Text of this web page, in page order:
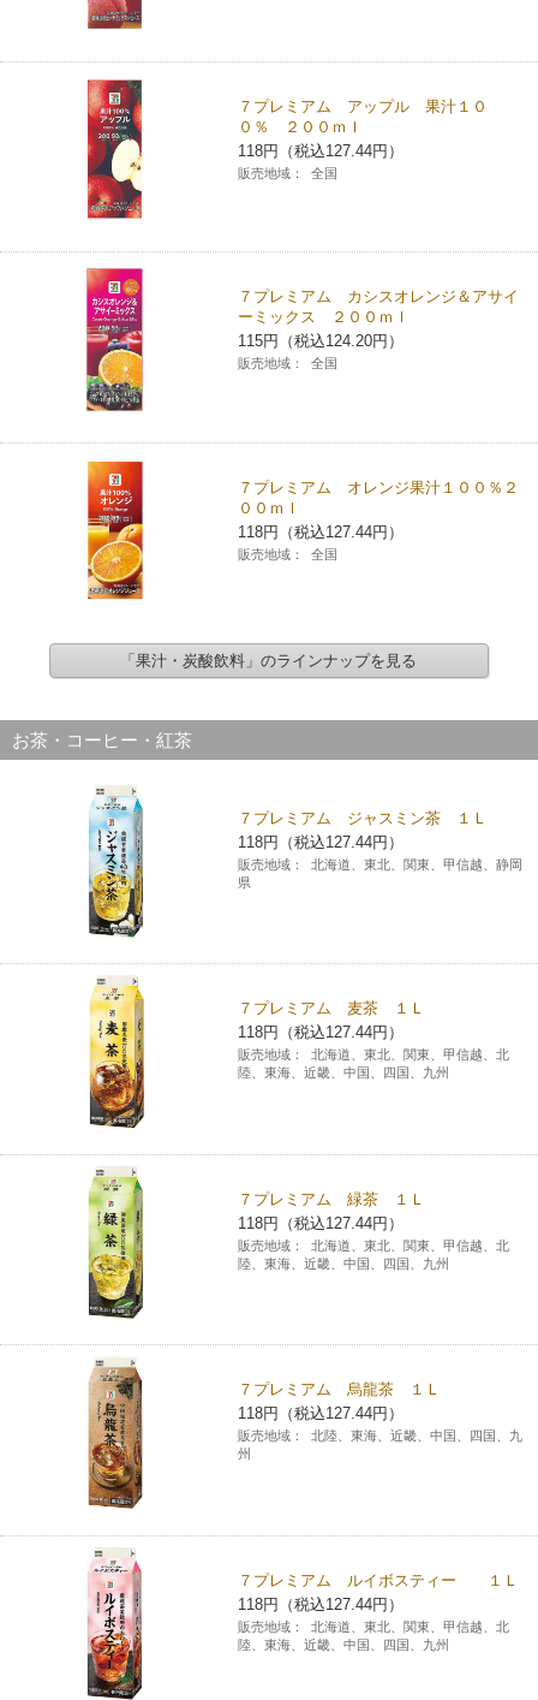
学び・教育
コインランドリー（店舗限定）
宅配ロッカー（店舗限定）
自転車シェアリング（店舗限定）
モバイルバッテリーシェアリング（店舗限定）
モバイルWi-Fiバッテリーシェアリング（店舗限定）
パウダースペース ラブン（店舗限定）
ソフトバンクギフト
セブン‐イレブンの「商品力」
セブン-イレブンの横顔
セブン-イレブンの歴史
한국어(서비스)
７プレミアム アップル 果汁１０
０％ ２００ｍｌ
118円（税込127.44円）
販売地域： 全国
７プレミアム カシスオレンジ＆アサイ
ーミックス ２００ｍｌ
115円（税込124.20円）
販売地域： 全国
７プレミアム オレンジ果汁１００％２
００ｍｌ
118円（税込127.44円）
販売地域： 全国
「果汁・炭酸飲料」のラインナップを見る
お茶・コーヒー・紅茶
７プレミアム ジャスミン茶 １Ｌ
118円（税込127.44円）
販売地域：
北海道、東北、関東、甲信越、静岡
県
７プレミアム 麦茶 １Ｌ
118円（税込127.44円）
販売地域：
北海道、東北、関東、甲信越、北
陸、東海、近畿、中国、四国、九州
７プレミアム 緑茶 １Ｌ
118円（税込127.44円）
販売地域：
北海道、東北、関東、甲信越、北
陸、東海、近畿、中国、四国、九州
７プレミアム 烏龍茶 １Ｌ
118円（税込127.44円）
販売地域：
北陸、東海、近畿、中国、四国、九
州
７プレミアム ルイボスティー １Ｌ
118円（税込127.44円）
販売地域：
北海道、東北、関東、甲信越、北
陸、東海、近畿、中国、四国、九州